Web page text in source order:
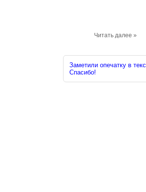
Читать далее »
Заметили опечатку в
Спасибо!